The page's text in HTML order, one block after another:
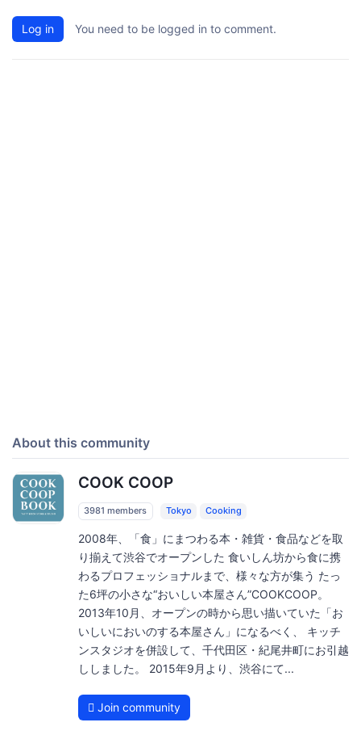
Log in You need to be logged in to comment.
About this community
COOK COOP
3981 members Tokyo Cooking
2008年、「食」にまつわる本・雑貨・食品などを取
り揃えて渋谷でオープンした 食いしん坊から食に携
わるプロフェッショナルまで、様々な方が集う たっ
た6坪の小さな“おいしい本屋さん”COOKCOOP。
2013年10月、オープンの時から思い描いていた「お
いしいにおいのする本屋さん」になるべく、 キッチ
ンスタジオを併設して、千代田区・紀尾井町にお引越
ししました。 2015年9月より、渋谷にて...
Join community